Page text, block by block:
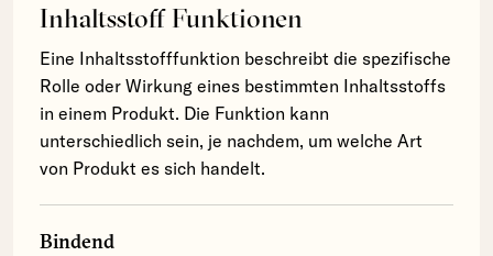
Inhaltsstoff Funktionen
Eine Inhaltsstofffunktion beschreibt die spezifische
Rolle oder Wirkung eines bestimmten Inhaltsstoffs
in einem Produkt. Die Funktion kann
unterschiedlich sein, je nachdem, um welche Art
von Produkt es sich handelt.
Bindend